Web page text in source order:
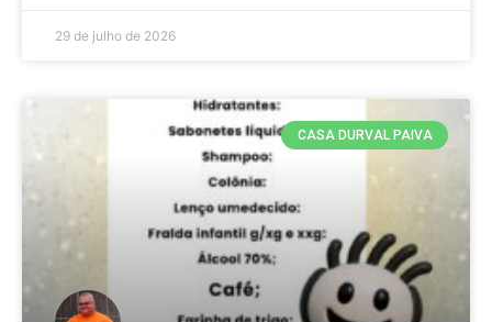
29 de julho de 2026
CASA DURVAL PAIVA